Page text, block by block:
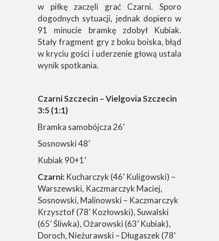
w piłkę zaczęli grać Czarni. Sporo
dogodnych sytuacji, jednak dopiero w
91 minucie bramkę zdobył Kubiak.
Stały fragment gry z boku boiska, błąd
w kryciu gości i uderzenie głową ustala
wynik spotkania.
Czarni Szczecin – Vielgovia Szczecin
3:5 (1:1)
Bramka samobójcza 26’
Sosnowski 48’
Kubiak 90+1’
Czarni: Kucharczyk (46’ Kuligowski) –
Warszewski, Kaczmarczyk Maciej,
Sosnowski, Malinowski – Kaczmarczyk
Krzysztof (78’ Kozłowski), Suwalski
(65’ Śliwka), Ożarowski (63’ Kubiak),
Doroch, Nieżurawski – Długaszek (78’